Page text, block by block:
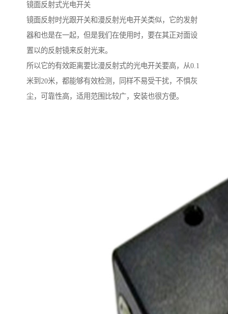
镜面反射式光电开关
镜面反射时光跟开关和漫反射光电开关类似，它的发射
器和也是在一起，但是我们在使用时，要在其正对面设
置以的反射镜来反射光束。
所以它的有效距离要比漫反射式的光电开关要高，从0.1
米到20米，都能够有效检测，同样不易受干扰，不惧灰
尘，可靠性高，适用范围比较广，安装也很方便。